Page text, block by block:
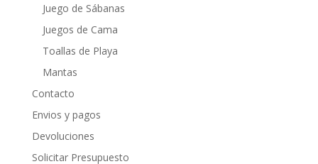
Juego de Sábanas
Juegos de Cama
Toallas de Playa
Mantas
Contacto
Envios y pagos
Devoluciones
Solicitar Presupuesto